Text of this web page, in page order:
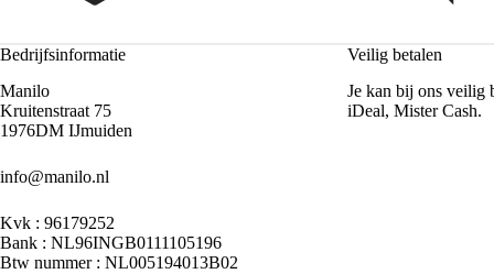
Bedrijfsinformatie
Manilo
Kruitenstraat 75
1976DM IJmuiden
info@manilo.nl
Kvk : 96179252
Bank : NL96INGB0111105196
Btw nummer : NL005194013B02
Veilig betalen
Je kan bij ons veilig
iDeal, Mister Cash.